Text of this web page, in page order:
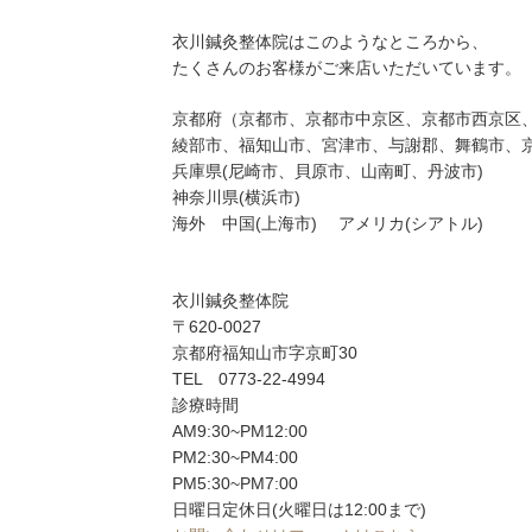
衣川鍼灸整体院はこのようなところから、
たくさんのお客様がご来店いただいています。
京都府（京都市、京都市中京区、京都市西京区、
綾部市、福知山市、宮津市、与謝郡、舞鶴市、
兵庫県(尼崎市、貝原市、山南町、丹波市)
神奈川県(横浜市)
海外 中国(上海市) アメリカ(シアトル)
衣川鍼灸整体院
〒620-0027
京都府福知山市字京町30
TEL 0773-22-4994
診療時間
AM9:30~PM12:00
PM2:30~PM4:00
PM5:30~PM7:00
日曜日定休日(火曜日は12:00まで)